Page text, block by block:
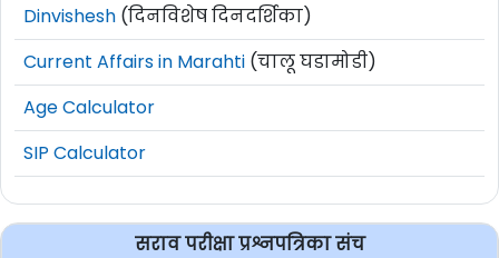
Dinvishesh (दिनविशेष दिनदर्शिका)
Current Affairs in Marahti (चालू घडामोडी)
Age Calculator
SIP Calculator
सराव परीक्षा प्रश्नपत्रिका संच